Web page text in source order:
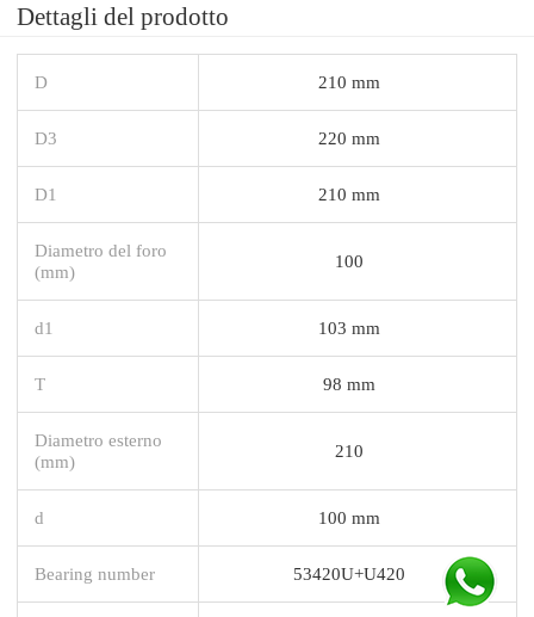
Dettagli del prodotto
D 210 mm
D3 220 mm
D1 210 mm
Diametro del foro
(mm)
100
d1 103 mm
T 98 mm
Diametro esterno
(mm)
210
d 100 mm
Bearing number 53420U+U420